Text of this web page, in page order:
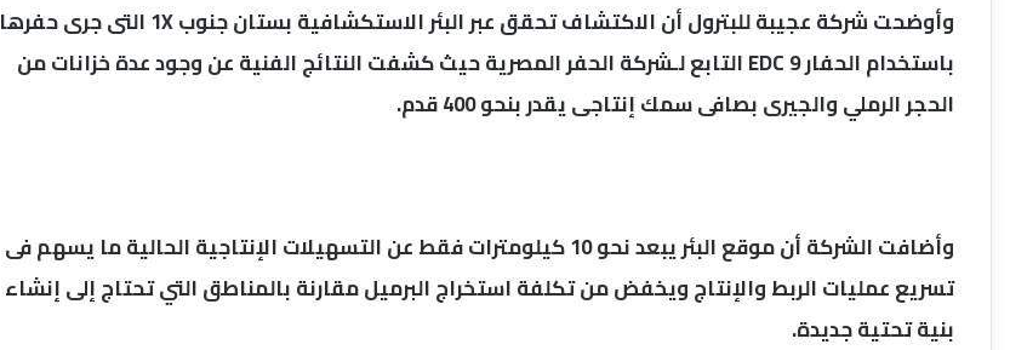
وأوضحت شركة عجيبة للبترول أن الاكتشاف تحقق عبر البئر الاستكشافية بستان جنوب 1X التى جرى حفرها
باستخدام الحفار EDC 9 التابع لـشركة الحفر المصرية حيث كشفت النتائج الفنية عن وجود عدة خزانات من
الحجر الرملي والجيرى بصافى سمك إنتاجى يقدر بنحو 400 قدم.
وأضافت الشركة أن موقع البئر يبعد نحو 10 كيلومترات فقط عن التسهيلات الإنتاجية الحالية ما يسهم فى
تسريع عمليات الربط والإنتاج ويخفض من تكلفة استخراج البرميل مقارنة بالمناطق التي تحتاج إلى إنشاء
بنية تحتية جديدة.